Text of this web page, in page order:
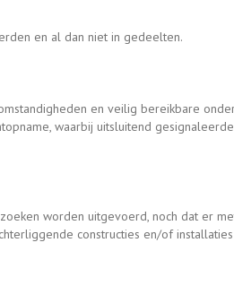
en al dan niet in gedeelten.
en veilig bereikbare
waarbij uitsluitend
worden uitgevoerd, noch dat er
constructies en/of